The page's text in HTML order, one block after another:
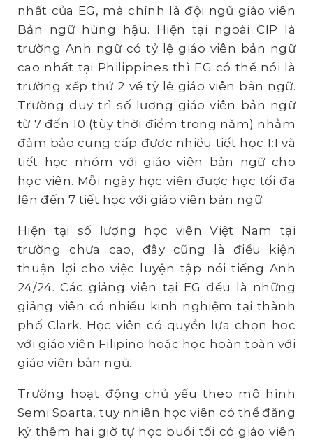
nhất của EG, mà chính là đội ngũ giáo viên
Bản ngữ hùng hậu. Hiện tại ngoài CIP là
trường Anh ngữ có tỷ lệ giáo viên bản ngữ
cao nhất tại Philippines thì EG có thể nói là
trường xếp thứ 2 về tỷ lệ giáo viên bản ngữ.
Trường duy trì số lượng giáo viên bản ngữ
từ 7 đến 10 (tùy thời điểm trong năm) nhằm
đảm bảo cung cấp được nhiều tiết học 1:1 và
tiết học nhóm với giáo viên bản ngữ cho
học viên. Mỗi ngày học viên được học tối đa
lên đến 7 tiết học với giáo viên bản ngữ.
Hiện tại số lượng học viên Việt Nam tại
trường chưa cao, đây cũng là điều kiện
thuận lợi cho việc luyện tập nói tiếng Anh
24/24. Các giảng viên tại EG đều là những
giảng viên có nhiều kinh nghiệm tại thành
phố Clark. Học viên có quyền lựa chọn học
với giáo viên Filipino hoặc học hoàn toàn với
giáo viên bản ngữ.
Trường hoạt động chủ yếu theo mô hình
Semi Sparta, tuy nhiên học viên có thể đăng
ký thêm hai giờ tự học buổi tối có giáo viên